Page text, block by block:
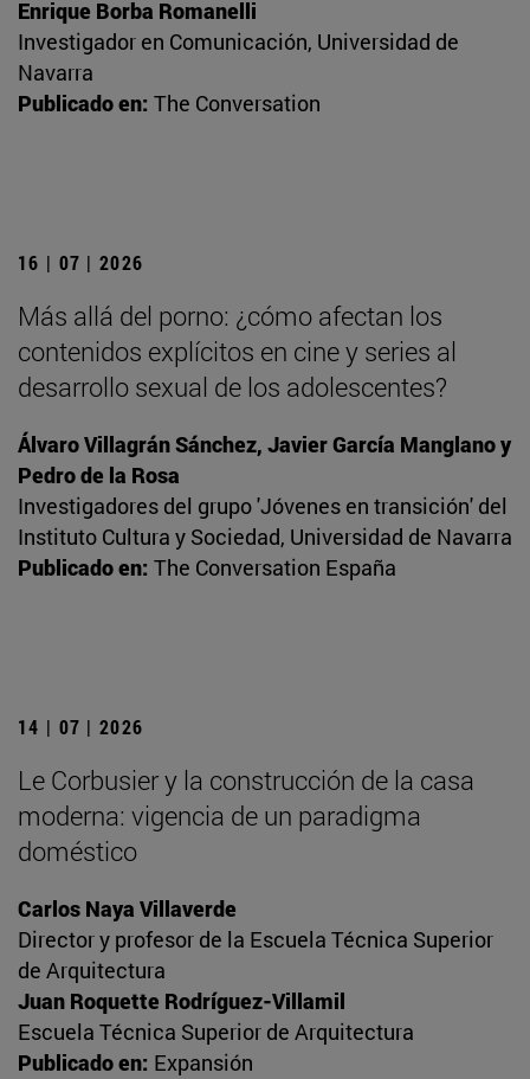
Enrique Borba Romanelli
Investigador en Comunicación, Universidad de
Navarra
Publicado en: The Conversation
16 | 07 | 2026
Más allá del porno: ¿cómo afectan los
contenidos explícitos en cine y series al
desarrollo sexual de los adolescentes?
Álvaro Villagrán Sánchez, Javier García Manglano y
Pedro de la Rosa
Investigadores del grupo 'Jóvenes en transición' del
Instituto Cultura y Sociedad, Universidad de Navarra
Publicado en: The Conversation España
14 | 07 | 2026
Le Corbusier y la construcción de la casa
moderna: vigencia de un paradigma
doméstico
Carlos Naya Villaverde
Director y profesor de la Escuela Técnica Superior
de Arquitectura
Juan Roquette Rodríguez-Villamil
Escuela Técnica Superior de Arquitectura
Publicado en: Expansión